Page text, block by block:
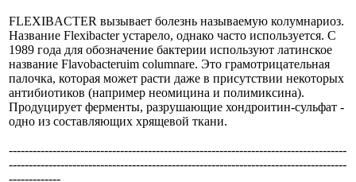
FLEXIBACTER вызывает болезнь называемую колумнариоз.
Название Flexibacter устарело, однако часто используется. С
1989 года для обозначение бактерии используют латинское
название Flavobacteruim columnare. Это грамотрицательная
палочка, которая может расти даже в присутствии некоторых
антибиотиков (например неомицина и полимиксина).
Продуцирует ферменты, разрушающие хондроитин-сульфат -
одно из составляющих хрящевой ткани.
-------------------------------------------------------------------------------------
-------------------------------------------------------------------------------------
-------------